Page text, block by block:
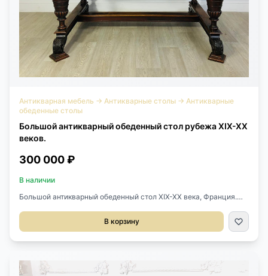
Антикварная мебель → Антикварные столы → Антикварные
обеденные столы
Большой антикварный обеденный стол рубежа XIX-XX
веков.
300 000 ₽
В наличии
Большой антикварный обеденный стол XIX-XX века, Франция.
Стол раскладывается, но вкладки не сохранены, можем сделать
дополнительно. Размер 145/265х98х77h см.
В корзину